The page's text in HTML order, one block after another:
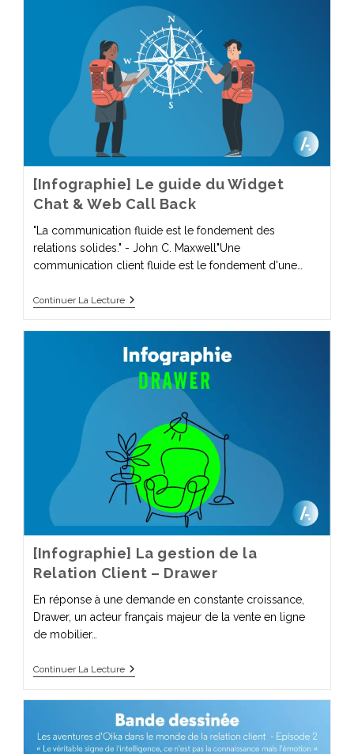
[Infographie] Le guide du Widget
Chat & Web Call Back
"La communication fluide est le fondement des
relations solides." - John C. Maxwell"Une
communication client fluide est le fondement d'une…
Continuer La Lecture
[Infographie] La gestion de la
Relation Client – Drawer
En réponse à une demande en constante croissance,
Drawer, un acteur français majeur de la vente en ligne
de mobilier…
Continuer La Lecture